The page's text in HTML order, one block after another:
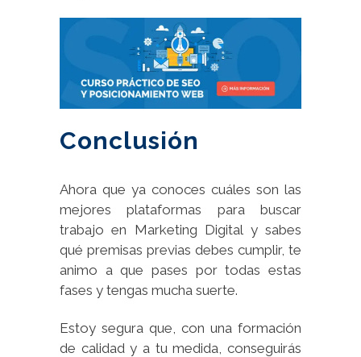
Conclusión
Ahora que ya conoces cuáles son las
mejores plataformas para buscar
trabajo en Marketing Digital y sabes
qué premisas previas debes cumplir, te
animo a que pases por todas estas
fases y tengas mucha suerte.
Estoy segura que, con una formación
de calidad y a tu medida, conseguirás